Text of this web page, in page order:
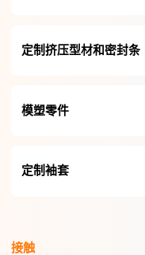
定制挤压型材和密封条
模塑零件
定制袖套
接触